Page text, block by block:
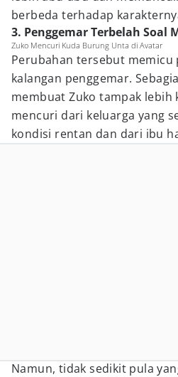
berbeda terhadap
3. Penggemar Terbelah Soal
Zuko Mencuri Kuda Burung Unta di Avatar
Perubahan tersebut memicu
kalangan penggemar.
membuat Zuko tampak lebih
mencuri dari keluarga yang
kondisi rentan dan dari ibu
Namun, tidak sedikit pula